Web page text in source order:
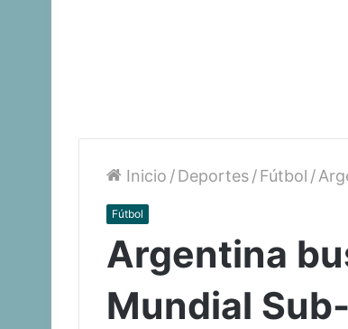
Inicio /Deportes/Fútbol /
Fútbol
Argentina
Mundial